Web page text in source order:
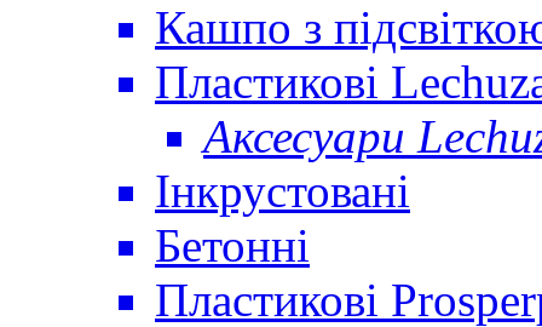
Кашпо з
Пластикові
Аксесуари
Інкрустовані
Бетонні
Пластикові